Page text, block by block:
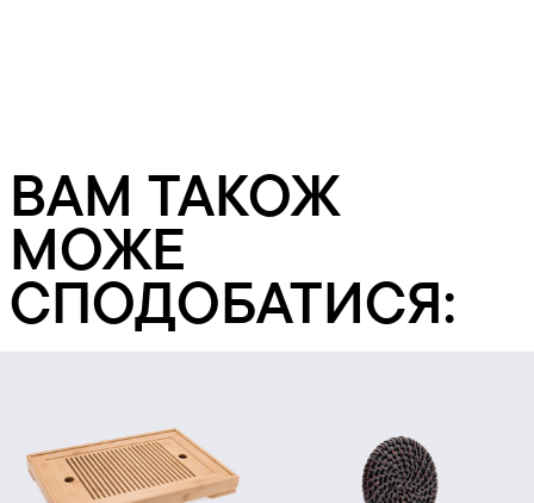
ВАМ ТАКОЖ
МОЖЕ
СПОДОБАТИСЯ:
Додати в кошик Додати в кошик